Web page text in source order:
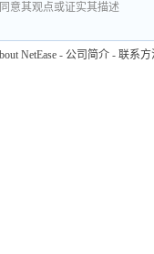
意其观点或证实其描述
NetEase - 公司简介 - 联系方